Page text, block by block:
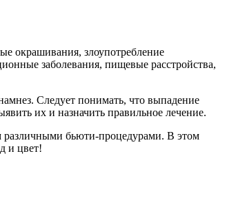
окрашивания, злоупотребление
заболевания, пищевые расстройства,
Следует понимать, что выпадение
их и назначить правильное лечение.
различными бьюти-процедурами. В этом
и цвет!